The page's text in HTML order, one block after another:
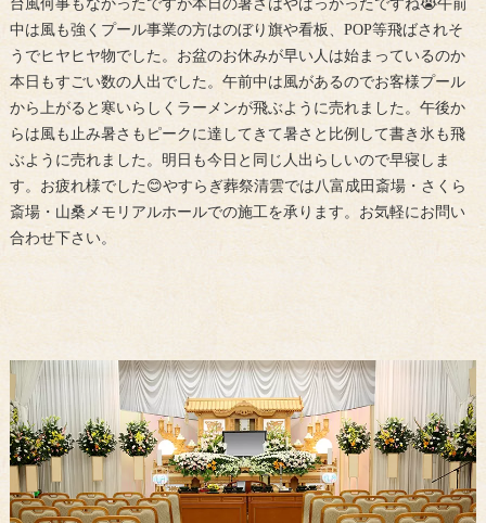
台風何事もなかったですが本日の暑さはやばっかったですね😭午前
中は風も強くプール事業の方はのぼり旗や看板、POP等飛ばされそ
うでヒヤヒヤ物でした。お盆のお休みが早い人は始まっているのか
本日もすごい数の人出でした。午前中は風があるのでお客様プール
から上がると寒いらしくラーメンが飛ぶように売れました。午後か
らは風も止み暑さもピークに達してきて暑さと比例して書き氷も飛
ぶように売れました。明日も今日と同じ人出らしいので早寝しま
す。お疲れ様でした😊やすらぎ葬祭清雲では八富成田斎場・さくら
斎場・山桑メモリアルホールでの施工を承ります。お気軽にお問い
合わせ下さい。